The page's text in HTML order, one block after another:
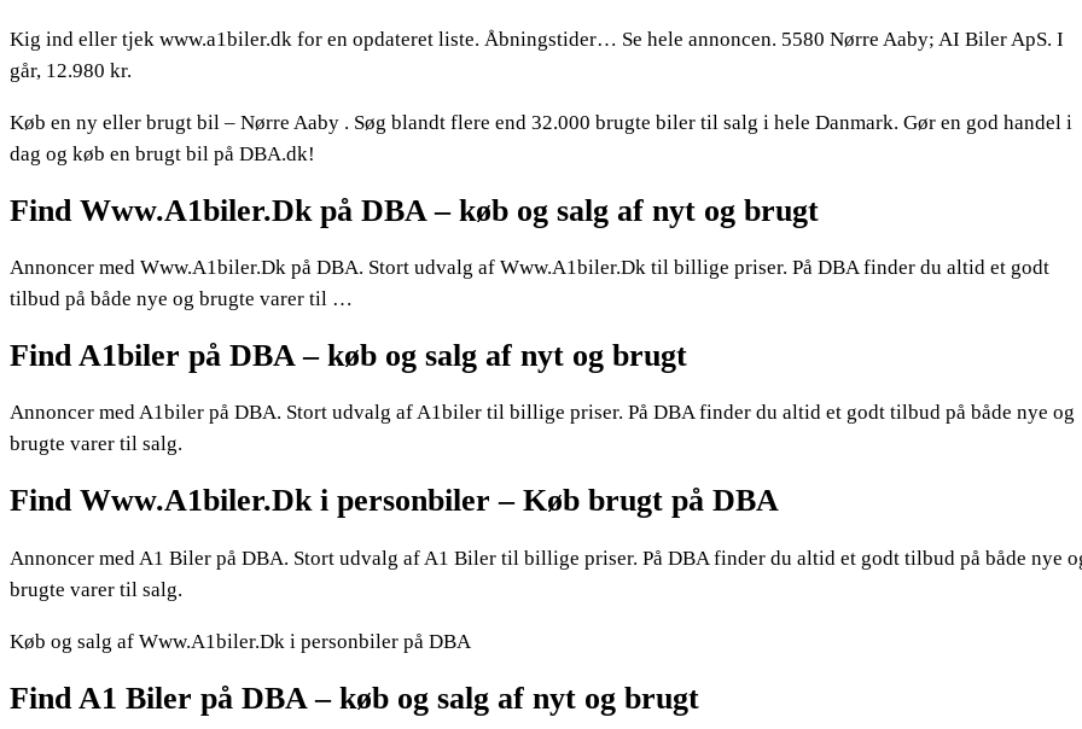
Kig ind eller tjek www.a1biler.dk for en opdateret liste. Åbningstider… Se hele annoncen. 5580 Nørre Aaby; AI Biler ApS. I
går, 12.980 kr.
Køb en ny eller brugt bil – Nørre Aaby . Søg blandt flere end 32.000 brugte biler til salg i hele Danmark. Gør en god handel i
dag og køb en brugt bil på DBA.dk!
Find Www.A1biler.Dk på DBA – køb og salg af nyt og brugt
Annoncer med Www.A1biler.Dk på DBA. Stort udvalg af Www.A1biler.Dk til billige priser. På DBA finder du altid et godt
tilbud på både nye og brugte varer til …
Find A1biler på DBA – køb og salg af nyt og brugt
Annoncer med A1biler på DBA. Stort udvalg af A1biler til billige priser. På DBA finder du altid et godt tilbud på både nye og
brugte varer til salg.
Find Www.A1biler.Dk i personbiler – Køb brugt på DBA
Annoncer med A1 Biler på DBA. Stort udvalg af A1 Biler til billige priser. På DBA finder du altid et godt tilbud på både nye
brugte varer til salg.
Køb og salg af Www.A1biler.Dk i personbiler på DBA
Find A1 Biler på DBA – køb og salg af nyt og brugt